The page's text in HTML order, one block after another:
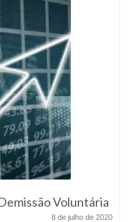
Voluntária
8 de julho de 2020